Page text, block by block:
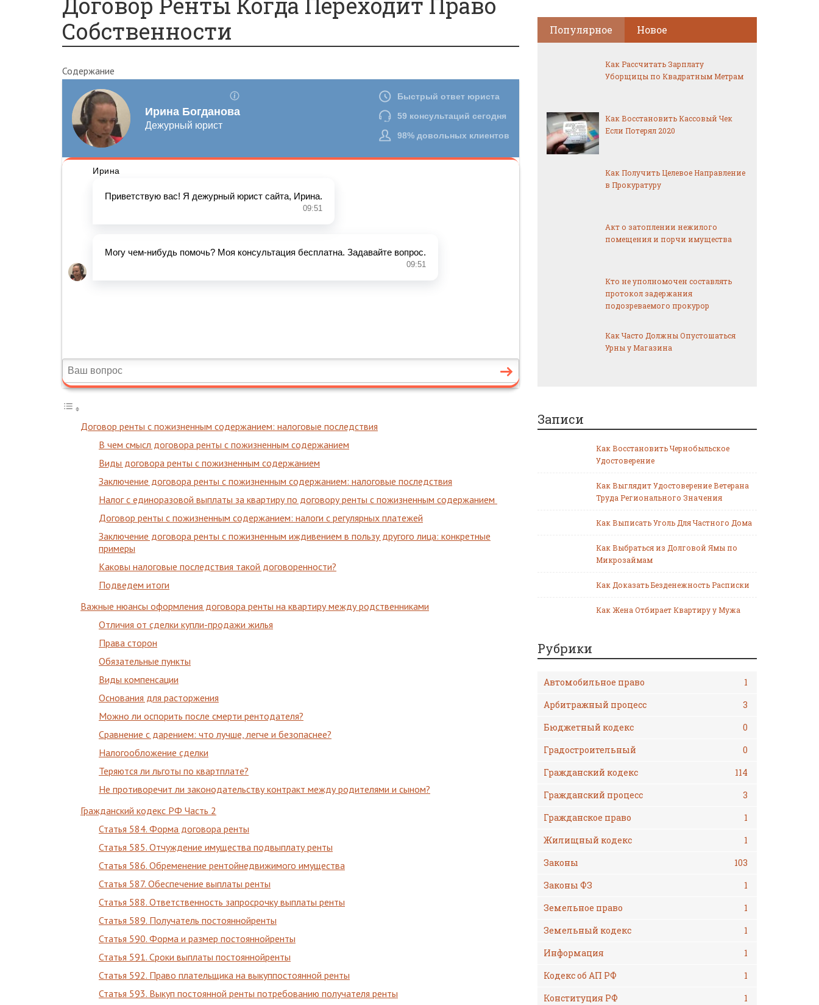
Собственности
Содержание
Договор ренты с пожизненным содержанием: налоговые последствия
В чем смысл договора ренты с пожизненным содержанием
Виды договора ренты с пожизненным содержанием
Заключение договора ренты с пожизненным содержанием: налоговые последствия
Налог с единоразовой выплаты за квартиру по договору ренты с пожизненным содержанием
Договор ренты с пожизненным содержанием: налоги с регулярных платежей
Заключение договора ренты с пожизненным иждивением в пользу другого лица: конкретные
примеры
Каковы налоговые последствия такой договоренности?
Подведем итоги
Важные нюансы оформления договора ренты на квартиру между родственниками
Отличия от сделки купли-продажи жилья
Права сторон
Обязательные пункты
Виды компенсации
Основания для расторжения
Можно ли оспорить после смерти рентодателя?
Сравнение с дарением: что лучше, легче и безопаснее?
Налогообложение сделки
Теряются ли льготы по квартплате?
Не противоречит ли законодательству контракт между родителями и сыном?
Гражданский кодекс РФ Часть 2
Статья 584. Форма договора ренты
Статья 585. Отчуждение имущества подвыплату ренты
Статья 586. Обременение рентойнедвижимого имущества
Статья 587. Обеспечение выплаты ренты
Статья 588. Ответственность запросрочку выплаты ренты
Статья 589. Получатель постояннойренты
Статья 590. Форма и размер постояннойренты
Статья 591. Сроки выплаты постояннойренты
Статья 592. Право плательщика на выкуппостоянной ренты
Статья 593. Выкуп постоянной ренты потребованию получателя ренты
Популярное Новое
Как Рассчитать Зарплату
Уборщицы по Квадратным Метрам
Как Восстановить Кассовый Чек
Если Потерял 2020
Как Получить Целевое Направление
в Прокуратуру
Акт о затоплении нежилого
помещения и порчи имущества
Кто не уполномочен составлять
протокол задержания
подозреваемого прокурор
Как Часто Должны Опустошаться
Урны у Магазина
Записи
Как Восстановить Чернобыльское
Удостоверение
Как Выглядит Удостоверение Ветерана
Труда Регионального Значения
Как Выписать Уголь Для Частного Дома
Как Выбраться из Долговой Ямы по
Микрозаймам
Как Доказать Безденежность Расписки
Как Жена Отбирает Квартиру у Мужа
Рубрики
Автомобильное право
1
Арбитражный процесс
3
Бюджетный кодекс
0
Градостроительный
0
Гражданский кодекс
114
Гражданский процесс
3
Гражданское право
1
Жилищный кодекс
1
Законы
103
Законы ФЗ
1
Земельное право
1
Земельный кодекс
1
Информация
1
Кодекс об АП РФ
1
Конституция РФ
1